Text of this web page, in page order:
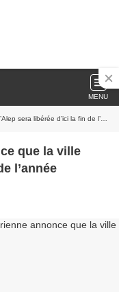
MENU
sera libérée d’ici la fin de l’année
que la ville
l’année